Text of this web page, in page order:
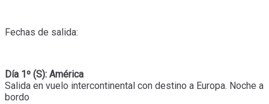
Fechas de salida:
Día 1º (S): América
Salida en vuelo intercontinental con destino a Europa. Noche a
bordo